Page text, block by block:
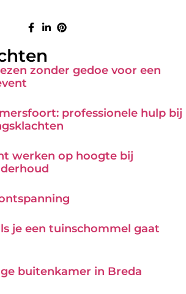
zonder gedoe voor een
professionele hulp bij
werken op hoogte bij
je een tuinschommel gaat
buitenkamer in Breda